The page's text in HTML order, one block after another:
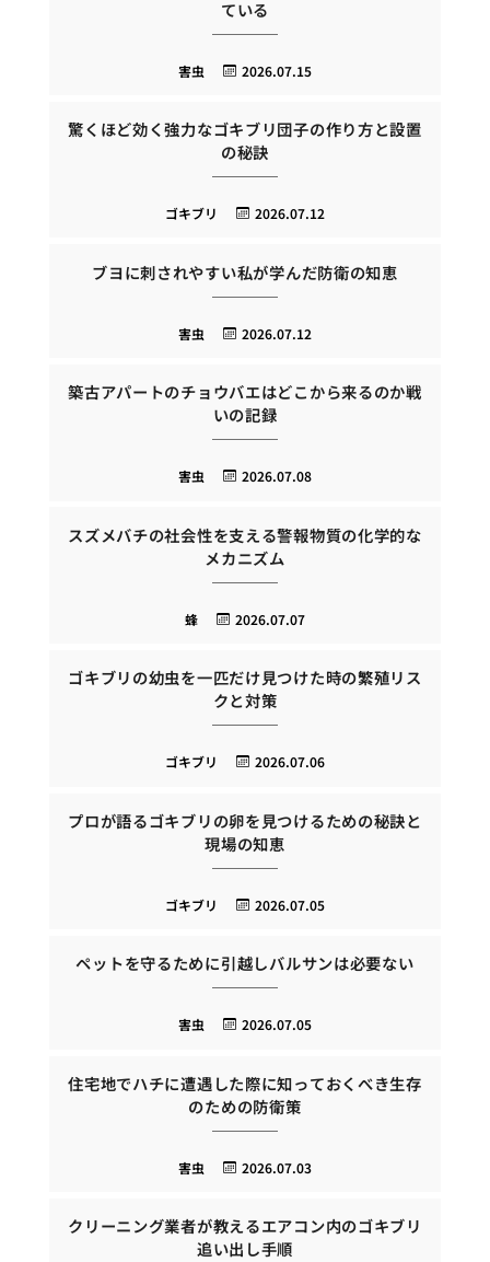
ている
2026.07.15
害虫
驚くほど効く強力なゴキブリ団子の作り方と設置
の秘訣
2026.07.12
ゴキブリ
ブヨに刺されやすい私が学んだ防衛の知恵
2026.07.12
害虫
築古アパートのチョウバエはどこから来るのか戦
いの記録
2026.07.08
害虫
スズメバチの社会性を支える警報物質の化学的な
メカニズム
2026.07.07
蜂
ゴキブリの幼虫を一匹だけ見つけた時の繁殖リス
クと対策
2026.07.06
ゴキブリ
プロが語るゴキブリの卵を見つけるための秘訣と
現場の知恵
2026.07.05
ゴキブリ
ペットを守るために引越しバルサンは必要ない
2026.07.05
害虫
住宅地でハチに遭遇した際に知っておくべき生存
のための防衛策
2026.07.03
害虫
クリーニング業者が教えるエアコン内のゴキブリ
追い出し手順